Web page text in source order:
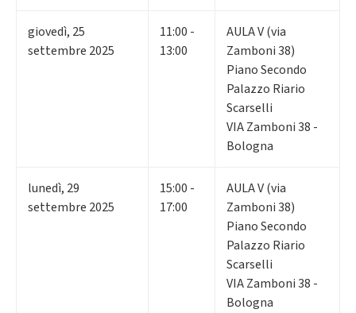
giovedì, 25
settembre 2025
11:00 -
13:00
AULA V (via
Zamboni 38)
Piano Secondo
Palazzo Riario
Scarselli
VIA Zamboni 38 -
Bologna
lunedì, 29
settembre 2025
15:00 -
17:00
AULA V (via
Zamboni 38)
Piano Secondo
Palazzo Riario
Scarselli
VIA Zamboni 38 -
Bologna